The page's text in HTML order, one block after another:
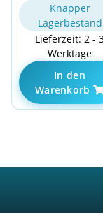
Knapper
Lagerbestand
Lieferzeit: 2 -
Werktage
In den
Warenkorb